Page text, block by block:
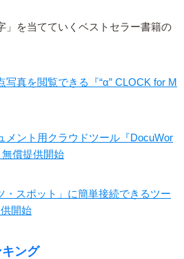
」を当てていくベストセラー書籍の
写真を閲覧できる『“α” CLOCK for M
メント用クラウドツール『DocuWor
無償提供開始
・スポット」に簡単接続できるツー
開始
ング